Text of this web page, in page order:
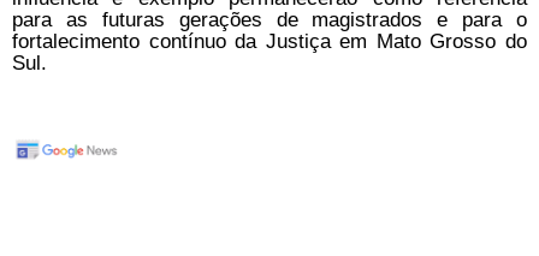
para as futuras gerações de magistrados e para o
fortalecimento contínuo da Justiça em Mato Grosso do
Sul.